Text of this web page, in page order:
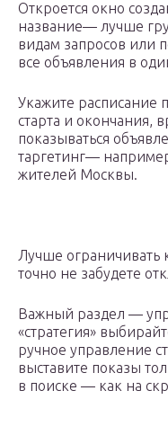
Откроется окно
название— лучше
видам запросов или
все объявления в
Укажите расписание
старта и окончания,
показываться
таргетинг—
жителей Москвы.
Лучше
точно не забудете
Важный раздел —
«стратегия»
ручное управление
выставите показы
в поиске — как на